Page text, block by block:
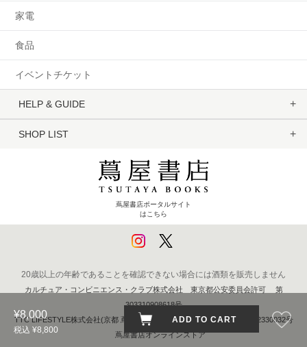
¥8,000
税込 ¥8,800
ADD TO CART
家電
食品
イベントチケット
HELP & GUIDE
SHOP LIST
蔦屋書店ポータルサイト
はこちら
20歳以上の年齢であることを確認できない場合には酒類を販売しません
カルチュア・コンビニエンス・クラブ株式会社 東京都公安委員会許可 第
303310908618号
TTC LIFESTYLE株式会社(京都 蔦屋書店) 京都府公安委員会 第611262330032号
蔦屋書店オンラインストア